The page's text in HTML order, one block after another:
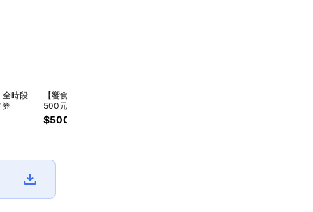
全時段
券
【饗食天堂】全時段
500元喜客券
$500